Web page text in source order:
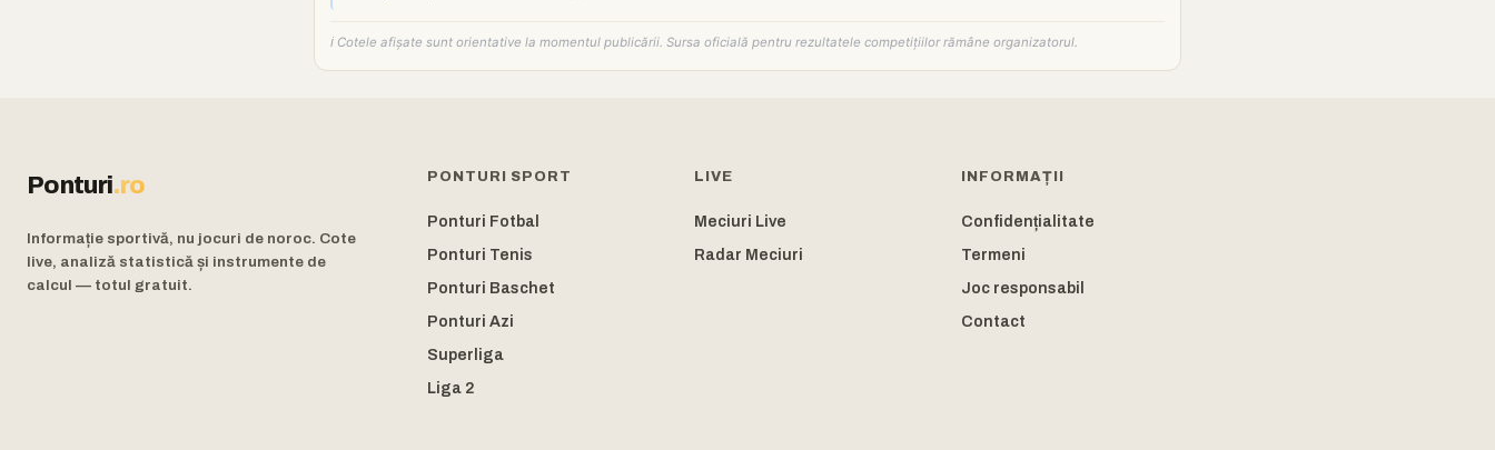
ℹ️ Cotele afișate sunt orientative la momentul publicării. Sursa oficială pentru rezultatele competițiilor rămâne organizatorul.
Ponturi.ro
Informație sportivă, nu jocuri de noroc. Cote
live, analiză statistică și instrumente de
calcul — totul gratuit.
PONTURI SPORT
Ponturi Fotbal
Ponturi Tenis
Ponturi Baschet
Ponturi Azi
Superliga
Liga 2
LIVE
Meciuri Live
Radar Meciuri
INFORMAȚII
Confidențialitate
Termeni
Joc responsabil
Contact